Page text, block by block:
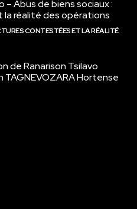
– Abus de biens sociaux :
réalité des opérations
CONTESTÉES ET LA RÉALITÉ
de Ranarison Tsilavo
Hortense